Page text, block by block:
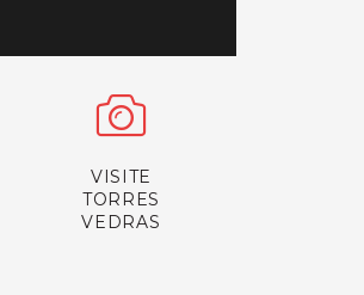
VISITE
TORRES
VEDRAS